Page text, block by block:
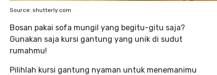
Source: shutterly.com
Bosan pakai sofa mungil yang begitu-gitu saja?
Gunakan saja kursi gantung yang unik di sudut
rumahmu!
Pilihlah kursi gantung nyaman untuk menemanimu